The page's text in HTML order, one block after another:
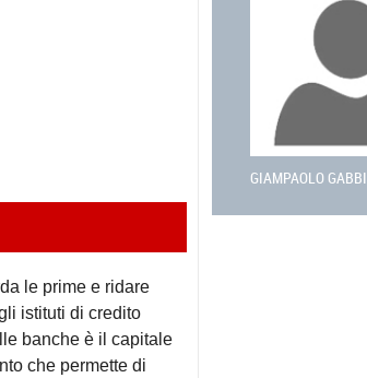
le prime e ridare
istituti di credito
banche è il capitale
che permette di
GIAMPAOLO GABBI